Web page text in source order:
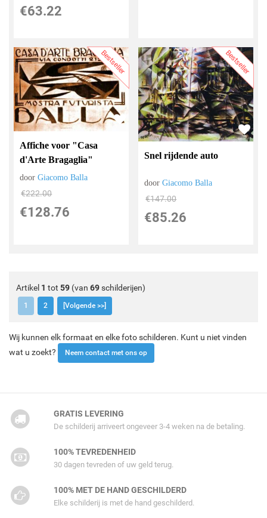
€63.22
Bestseller
Affiche voor "Casa
d'Arte Bragaglia"
doorGiacomo Balla
€222.00
€128.76
Bestseller
Snel rijdende auto
doorGiacomo Balla
€147.00
€85.26
Artikel 1 tot 59 (van 69schilderijen)
1 2 [Volgende >>]
Wij kunnen elk formaat en elke foto schilderen. Kunt u niet vinden
wat u zoekt?
Neem contact met ons op
GRATIS LEVERING
De schilderij arriveert ongeveer 3-4 weken na de betaling.
100% TEVREDENHEID
30 dagen tevreden of uw geld terug.
100% MET DE HAND GESCHILDERD
Elke schilderij is met de hand geschilderd.